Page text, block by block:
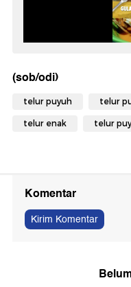
(sob/odi)
telur puyuh telur
telur enak telur
Komentar
Kirim Komentar